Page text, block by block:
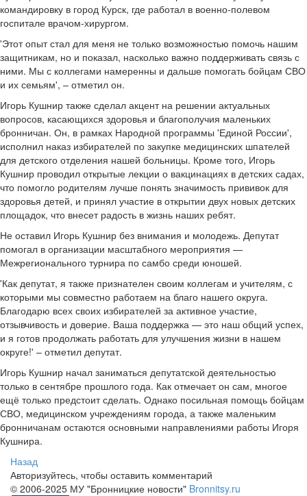
командировку в город Курск, где работал в военно-полевом
госпитале врачом-хирургом.
'Этот опыт стал для меня не только возможностью помочь нашим
защитникам, но и показал, насколько важно поддерживать связь с
ними. Мы с коллегами намеренны и дальше помогать бойцам СВО
и их семьям', – отметил он.
Игорь Кушнир также сделал акцент на решении актуальных
вопросов, касающихся здоровья и благополучия маленьких
бронничан. Он, в рамках Народной программы 'Единой России',
исполнил наказ избирателей по закупке медицинских шпателей
для детского отделения нашей больницы. Кроме того, Игорь
Кушнир проводил открытые лекции о вакцинациях в детских садах,
что помогло родителям лучше понять значимость прививок для
здоровья детей, и принял участие в открытии двух новых детских
площадок, что внесет радость в жизнь наших ребят.
Не оставил Игорь Кушнир без внимания и молодежь. Депутат
помогал в организации масштабного мероприятия —
Межрегионального турнира по самбо среди юношей.
'Как депутат, я также признателен своим коллегам и учителям, с
которыми мы совместно работаем на благо нашего округа.
Благодарю всех своих избирателей за активное участие,
отзывчивость и доверие. Ваша поддержка — это наш общий успех,
и я готов продолжать работать для улучшения жизни в нашем
округе!' – отметил депутат.
Игорь Кушнир начал заниматься депутатской деятельностью
только в сентябре прошлого года. Как отмечает он сам, многое
ещё только предстоит сделать. Однако посильная помощь бойцам
СВО, медицинском учреждениям города, а также маленьким
бронничанам остаются основными направлениями работы Игоря
Кушнира.
Назад
Авторизуйтесь, чтобы оставить комментарий
© 2006-2025 МУ "Бронницкие новости" Bronnitsy.ru